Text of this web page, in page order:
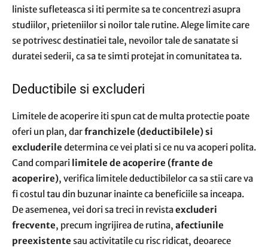
liniste sufleteasca si iti permite sa te concentrezi asupra
studiilor, prieteniilor si noilor tale rutine. Alege limite care
se potrivesc destinatiei tale, nevoilor tale de sanatate si
duratei sederii, ca sa te simti protejat in comunitatea ta.
Deductibile si excluderi
Limitele de acoperire iti spun cat de multa protectie poate
oferi un plan, darfranchizele (deductibilele) si
excluderile determina ce vei plati si ce nu va acoperi polita.
Cand compari limitele de acoperire (frante de
acoperire), verifica limitele deductibilelor ca sa stii care va
fi costul tau din buzunar inainte ca beneficiile sa inceapa.
De asemenea, vei dori sa treci in revistaexcluderi
frecvente, precum ingrijirea de rutina, afectiunile
preexistente sau activitatile cu risc ridicat, deoarece